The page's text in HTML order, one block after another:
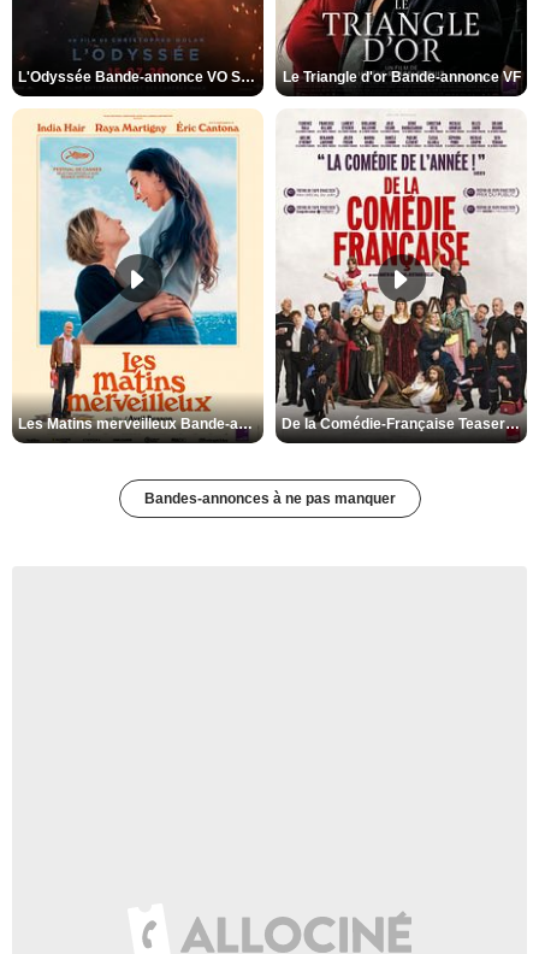
L'Odyssée Bande-annonce VO STFR Le Triangle d'or Bande-annonce VF
Les Matins merveilleux Bande-annonce VF De la Comédie-Française Teaser VF
Bandes-annonces à ne pas manquer